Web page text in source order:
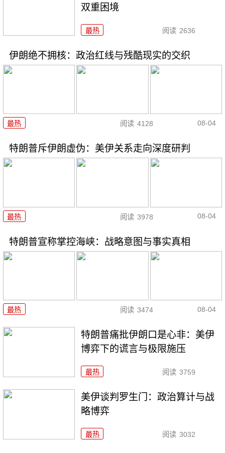
双重困境
最热 阅读 2636
伊朗绝不拥核：政治红线与残酷现实的交织
最热 阅读 4128 08-04
特朗普斥伊朗虚伪：美伊关系走向深度研判
最热 阅读 3978 08-04
特朗普宣称掌控海峡：战略意图与事实真相
最热 阅读 3474 08-04
特朗普痛批伊朗口是心非：美伊
博弈下的谎言与极限施压
最热 阅读 3759
美伊谈判罗生门：政治算计与战
略博弈
最热 阅读 3032